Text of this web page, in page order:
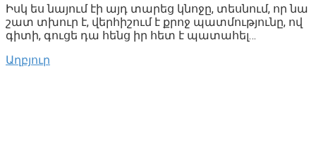
Իսկ ես նայում էի այդ տարեց կնոջը, տեսնում, որ նա
շատ տխուր է, վերհիշում է քրոջ պատմությունը, ով
գիտի, գուցե դա հենց իր հետ է պատահել…
Աղբյուր